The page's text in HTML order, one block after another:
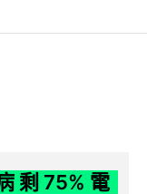
剩 75% 電